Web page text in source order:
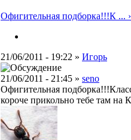
Офигительная подборка!!!К ... ›
21/06/2011 - 19:22 » Игорь
21/06/2011 - 21:45 » seno
Офигительная
короче прикольно тебе там на